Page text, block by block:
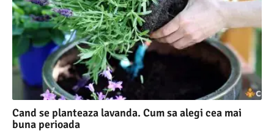
Cand se planteaza lavanda. Cum sa alegi cea mai
buna perioada